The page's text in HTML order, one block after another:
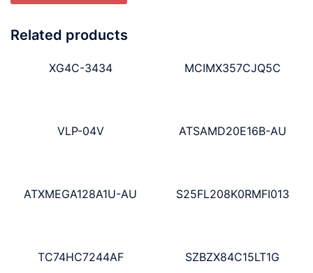
Related products
XG4C-3434 MCIMX357CJQ5C
VLP-04V ATSAMD20E16B-AU
ATXMEGA128A1U-AU S25FL208K0RMFI013
TC74HC7244AF SZBZX84C15LT1G